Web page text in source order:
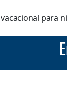
para